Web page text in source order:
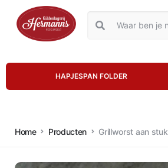
HAPJESPAN FOLDER
Home Producten Grillworst aan stuk